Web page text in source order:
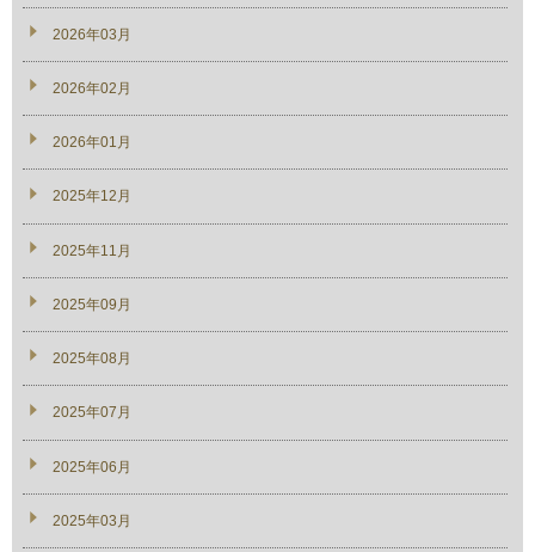
2026年03月
2026年02月
2026年01月
2025年12月
2025年11月
2025年09月
2025年08月
2025年07月
2025年06月
2025年03月